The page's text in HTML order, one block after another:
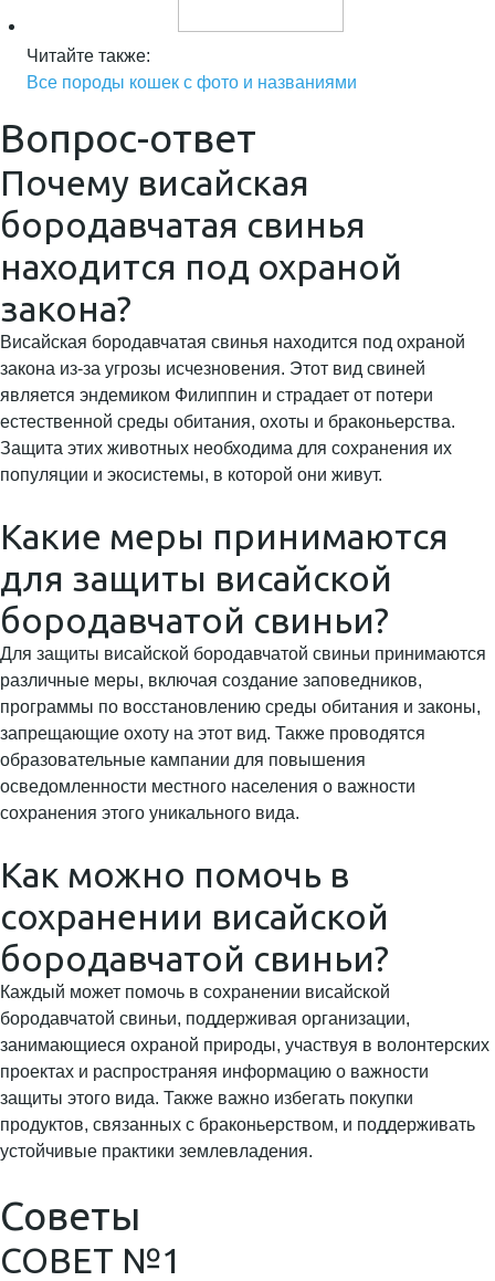
Читайте также:
Все породы кошек с фото и названиями
Вопрос-ответ
Почему висайская
бородавчатая свинья
находится под охраной
закона?
Висайская бородавчатая свинья находится под охраной
закона из-за угрозы исчезновения. Этот вид свиней
является эндемиком Филиппин и страдает от потери
естественной среды обитания, охоты и браконьерства.
Защита этих животных необходима для сохранения их
популяции и экосистемы, в которой они живут.
Какие меры принимаются
для защиты висайской
бородавчатой свиньи?
Для защиты висайской бородавчатой свиньи принимаются
различные меры, включая создание заповедников,
программы по восстановлению среды обитания и законы,
запрещающие охоту на этот вид. Также проводятся
образовательные кампании для повышения
осведомленности местного населения о важности
сохранения этого уникального вида.
Как можно помочь в
сохранении висайской
бородавчатой свиньи?
Каждый может помочь в сохранении висайской
бородавчатой свиньи, поддерживая организации,
занимающиеся охраной природы, участвуя в волонтерских
проектах и распространяя информацию о важности
защиты этого вида. Также важно избегать покупки
продуктов, связанных с браконьерством, и поддерживать
устойчивые практики землевладения.
Советы
СОВЕТ №1